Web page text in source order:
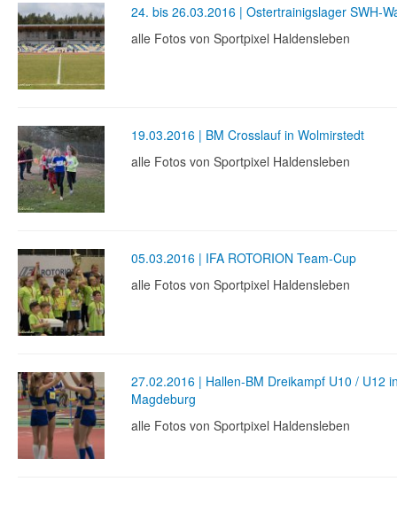
24. bis 26.03.2016 | Ostertrainigslager SWH-
alle Fotos von Sportpixel Haldensleben
19.03.2016 | BM Crosslauf in Wolmirstedt
alle Fotos von Sportpixel Haldensleben
05.03.2016 | IFA ROTORION Team-Cup
alle Fotos von Sportpixel Haldensleben
27.02.2016 | Hallen-BM Dreikampf U10 / U12
Magdeburg
alle Fotos von Sportpixel Haldensleben